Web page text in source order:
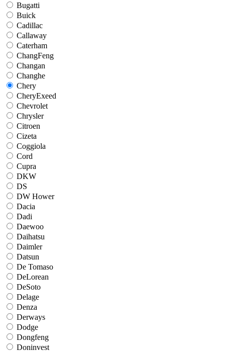
Bugatti
Buick
Cadillac
Callaway
Caterham
ChangFeng
Changan
Changhe
Chery
CheryExeed
Chevrolet
Chrysler
Citroen
Cizeta
Coggiola
Cord
Cupra
DKW
DS
DW Hower
Dacia
Dadi
Daewoo
Daihatsu
Daimler
Datsun
De Tomaso
DeLorean
DeSoto
Delage
Denza
Derways
Dodge
Dongfeng
Doninvest